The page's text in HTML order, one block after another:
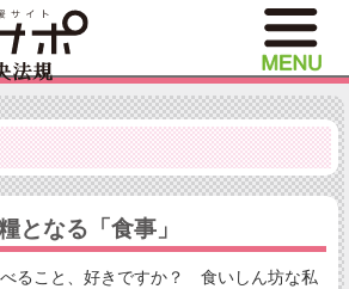
となる「食事」
ること、好きですか？ 食いしん坊な私